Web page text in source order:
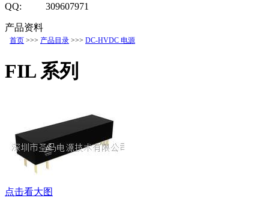
QQ: 309607971
产品资料
首页 >>> 产品目录 >>> DC-HVDC 电源
FIL 系列
点击看大图